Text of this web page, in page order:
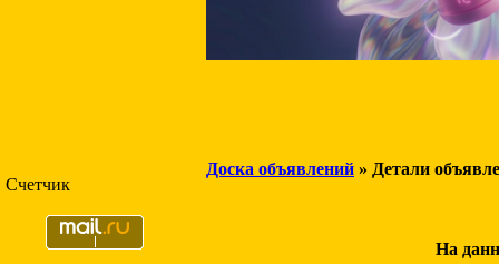
Счетчик
Доска объявлений » Детали
На